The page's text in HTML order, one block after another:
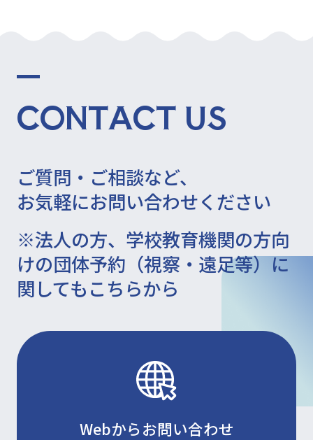
CONTACT US
ご質問・ご相談など、
お気軽にお問い合わせください
※法人の方、学校教育機関の方向
けの団体予約（視察・遠足等）に
関してもこちらから
Webからお問い合わせ